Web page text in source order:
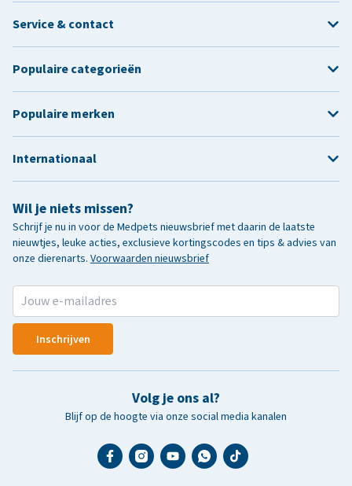
Wil je niets missen?
Schrijf je nu in voor de Medpets nieuwsbrief met daarin de laatste
nieuwtjes, leuke acties, exclusieve kortingscodes en tips & advies van
onze dierenarts. Voorwaarden nieuwsbrief
Inschrijven
Volg je ons al?
Blijf op de hoogte via onze social media kanalen
Service & contact
Populaire categorieën
Populaire merken
Internationaal